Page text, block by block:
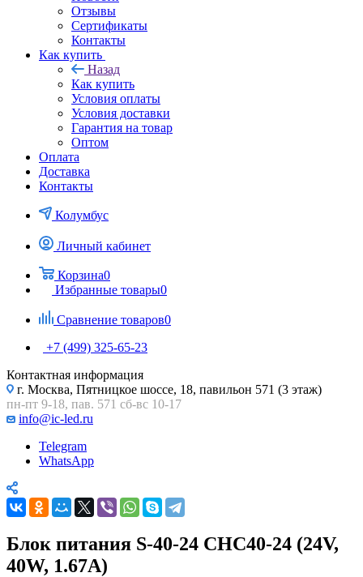
Отзывы
Сертификаты
Контакты
Как купить
Назад
Как купить
Условия оплаты
Условия доставки
Гарантия на товар
Оптом
Оплата
Доставка
Контакты
Колумбус
Личный кабинет
Корзина0
Избранные товары0
Сравнение товаров0
+7 (499) 325-65-23
Контактная информация
г. Москва, Пятницкое шоссе, 18, павильон 571 (3 этаж)
пн-пт 9-18, пав. 571 сб-вс 10-17
info@ic-led.ru
Telegram
WhatsApp
Блок питания S-40-24 CHC40-24 (24V,
40W, 1.67A)